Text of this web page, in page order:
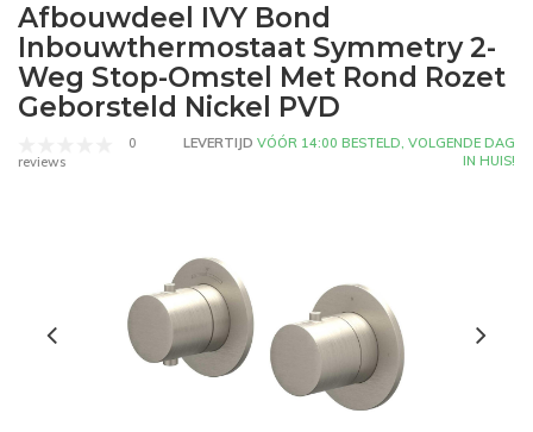
Afbouwdeel IVY Bond
Inbouwthermostaat Symmetry 2-
Weg Stop-Omstel Met Rond Rozet
Geborsteld Nickel PVD
0
reviews
LEVERTIJD VÓÓR 14:00 BESTELD, VOLGENDE DAG
IN HUIS!